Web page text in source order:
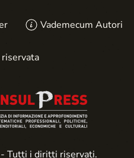
Vademecum Autori
Tutti i diritti riservati.